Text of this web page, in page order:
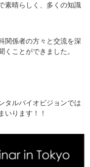
素晴らしく、多くの知識
関係者の方々と交流を深
ことができました。
タルバイオビジョンでは
いります！！